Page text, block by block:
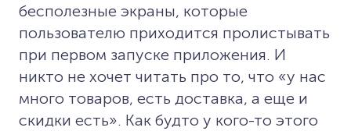
бесполезные экраны, которые
пользователю приходится пролистывать
при первом запуске приложения. И
никто не хочет читать про то, что «у нас
много товаров, есть доставка, а еще и
скидки есть». Как будто у кого-то этого